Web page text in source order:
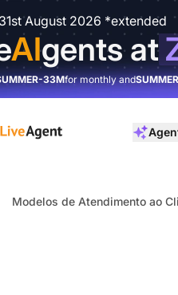
August 2026 *extended
AIgents at
33Mfor monthly and
Modelos de Atendimento ao